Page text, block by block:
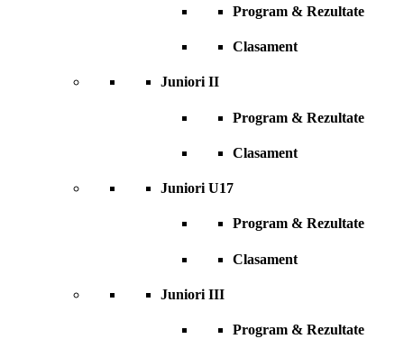
Program & Rezultate
Clasament
Juniori II
Program & Rezultate
Clasament
Juniori U17
Program & Rezultate
Clasament
Juniori III
Program & Rezultate